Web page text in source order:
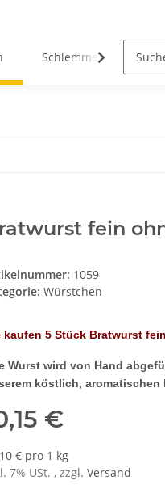
Schlemmerpakete
fein
1059
Würstchen
kaufen 5 Stück Bratwurst
Wurst wird von Hand
köstlich,
€
€ pro 1 kg
7% USt. , zzgl. Versand